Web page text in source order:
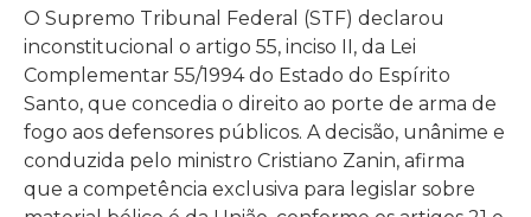
O Supremo Tribunal Federal (STF) declarou
inconstitucional o artigo 55, inciso II, da Lei
Complementar 55/1994 do Estado do Espírito
Santo, que concedia o direito ao porte de arma de
fogo aos defensores públicos. A decisão, unânime e
conduzida pelo ministro Cristiano Zanin, afirma
que a competência exclusiva para legislar sobre